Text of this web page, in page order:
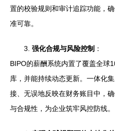
置的校验规则和审计追踪功能，
准可靠。
3. 强化合规与风险控制 ：
BIPO的薪酬系统内置了覆盖全球
库，并能持续动态更新。一体化
接、无误地反映在财务账目中，
与合规性，为企业筑牢风控防线。